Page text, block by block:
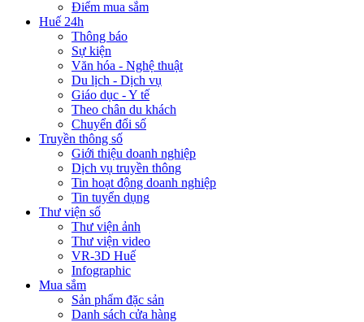
Điểm mua sắm
Huế 24h
Thông báo
Sự kiện
Văn hóa - Nghệ thuật
Du lịch - Dịch vụ
Giáo dục - Y tế
Theo chân du khách
Chuyển đổi số
Truyền thông số
Giới thiệu doanh nghiệp
Dịch vụ truyền thông
Tin hoạt động doanh nghiệp
Tin tuyển dụng
Thư viện số
Thư viện ảnh
Thư viện video
VR-3D Huế
Infographic
Mua sắm
Sản phẩm đặc sản
Danh sách cửa hàng